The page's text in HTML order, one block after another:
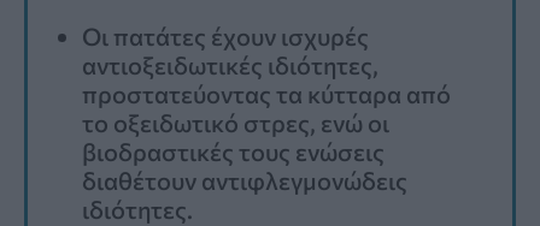
Οι πατάτες έχουν ισχυρές
αντιοξειδωτικές ιδιότητες,
προστατεύοντας τα κύτταρα από
το οξειδωτικό στρες, ενώ οι
βιοδραστικές τους ενώσεις
διαθέτουν αντιφλεγμονώδεις
ιδιότητες.